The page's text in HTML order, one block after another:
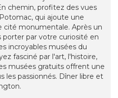
chemin, profitez des vues
qui ajoute une
monumentale. Après un
porter par votre curiosité en
incroyables musées du
fasciné par l'art, l'histoire,
musées gratuits offrent une
les passionnés. Dîner libre et